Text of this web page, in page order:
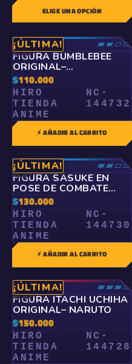
ELIGE UNA OPCIÓN
🤍
¡ÚLTIMA!
RARO
▰▰▱▱
FIGURA BUMBLEBEE
ORIGINAL–
TRANSFORMERS
$110.000
HIRO
TIENDA
ANIME
NC-
144732
⚡ AÑADIR AL CARRITO
🤍
¡ÚLTIMA!
RARO
▰▰▱▱
FIGURA SASUKE EN
POSE DE COMBATE
SERPIENTE ORIGINAL –
NARUTO
$130.000
HIRO
TIENDA
ANIME
NC-
144730
⚡ AÑADIR AL CARRITO
🤍
¡ÚLTIMA!
ÉPICO
▰▰▰▱
FIGURA ITACHI UCHIHA
ORIGINAL– NARUTO
$150.000
HIRO
TIENDA
ANIME
NC-
144728